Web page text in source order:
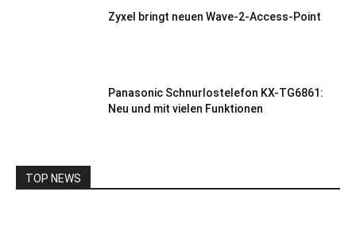
Zyxel bringt neuen Wave-2-Access-Point
Panasonic Schnurlostelefon KX-TG6861:
Neu und mit vielen Funktionen
TOP NEWS